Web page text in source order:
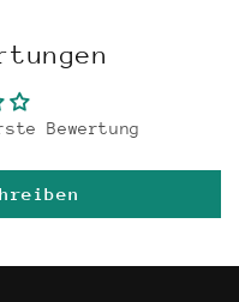
Bewertung